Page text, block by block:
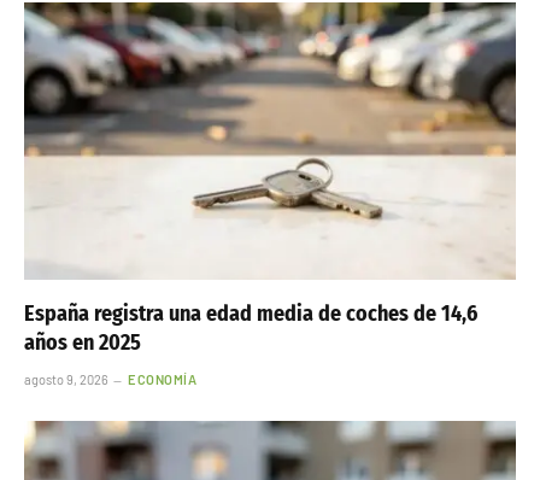
España registra una edad media de coches de 14,6
años en 2025
agosto 9, 2026 ECONOMÍA